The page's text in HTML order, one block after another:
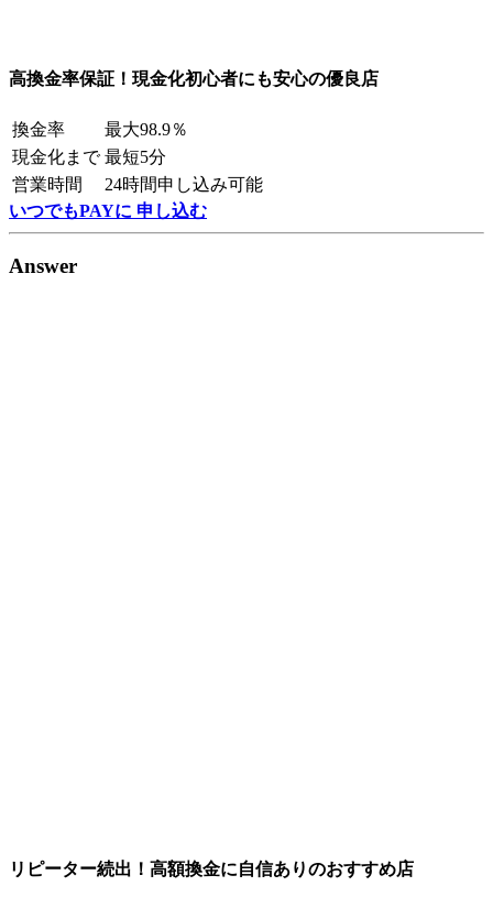
高換金率保証！現金化初心者にも安心の優良店
換金率
最大98.9％
現金化まで 最短5分
営業時間
24時間申し込み可能
いつでもPAYに 申し込む
Answer
リピーター続出！高額換金に自信ありのおすすめ店